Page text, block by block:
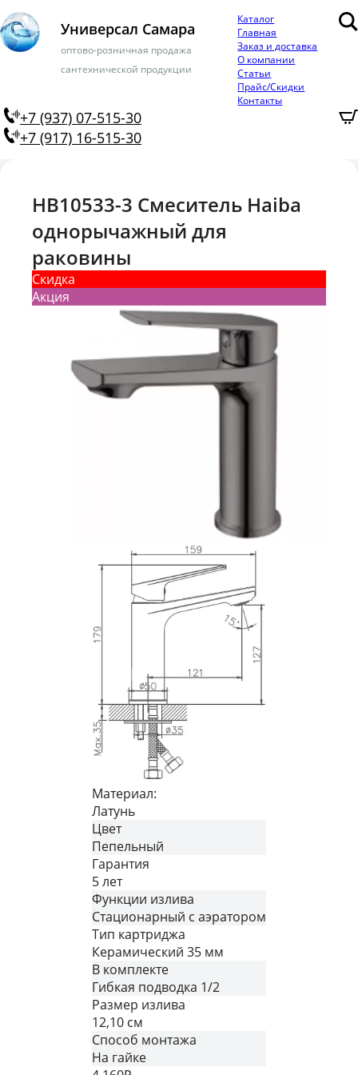
Универсал Самара
оптово-розничная продажа
сантехнической продукции
Каталог
Главная
Заказ и доставка
О компании
Статьи
Прайс/Скидки
Контакты
+7 (937) 07-515-30
+7 (917) 16-515-30
HB10533-3 Смеситель Haiba
однорычажный для
раковины
Скидка
Акция
Материал:
Латунь
Цвет
Пепельный
Гарантия
5 лет
Функции излива
Стационарный с аэратором
Тип картриджа
Керамический 35 мм
В комплекте
Гибкая подводка 1/2
Размер излива
12,10 см
Способ монтажа
На гайке